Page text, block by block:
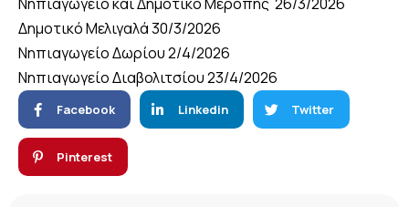
Δημοτικό Μελιγαλά 30/3/2026
Νηπιαγωγείο Δωρίου 2/4/2026
Νηπιαγωγείο Διαβολιτσίου 23/4/2026
Facebook Linkedin Twitter
Pinterest